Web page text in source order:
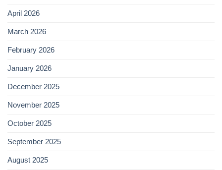
April 2026
March 2026
February 2026
January 2026
December 2025
November 2025
October 2025
September 2025
August 2025